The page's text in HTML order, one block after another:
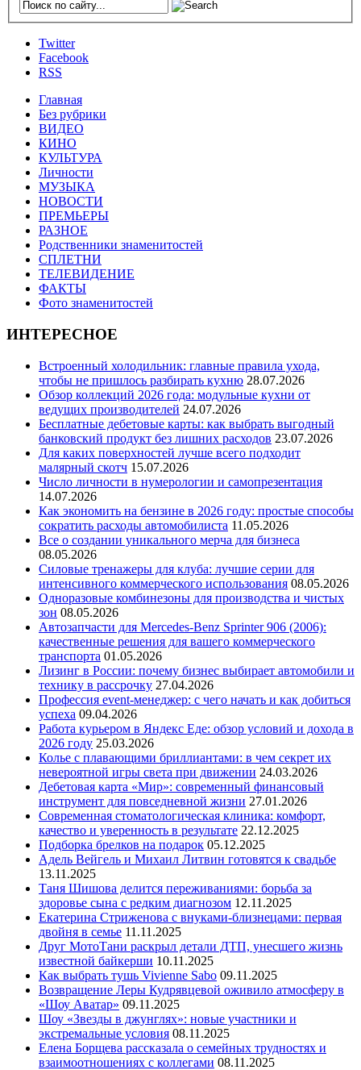
Twitter
Facebook
RSS
Главная
Без рубрики
ВИДЕО
КИНО
КУЛЬТУРА
Личности
МУЗЫКА
НОВОСТИ
ПРЕМЬЕРЫ
РАЗНОЕ
Родственники знаменитостей
СПЛЕТНИ
ТЕЛЕВИДЕНИЕ
ФАКТЫ
Фото знаменитостей
ИНТЕРЕСНОЕ
Встроенный холодильник: главные правила ухода,
чтобы не пришлось разбирать кухню 28.07.2026
Обзор коллекций 2026 года: модульные кухни от
ведущих производителей 24.07.2026
Бесплатные дебетовые карты: как выбрать выгодный
банковский продукт без лишних расходов 23.07.2026
Для каких поверхностей лучше всего подходит
малярный скотч 15.07.2026
Число личности в нумерологии и самопрезентация
14.07.2026
Как экономить на бензине в 2026 году: простые способы
сократить расходы автомобилиста 11.05.2026
Все о создании уникального мерча для бизнеса
08.05.2026
Силовые тренажеры для клуба: лучшие серии для
интенсивного коммерческого использования 08.05.2026
Одноразовые комбинезоны для производства и чистых
зон 08.05.2026
Автозапчасти для Mercedes-Benz Sprinter 906 (2006):
качественные решения для вашего коммерческого
транспорта 01.05.2026
Лизинг в России: почему бизнес выбирает автомобили и
технику в рассрочку 27.04.2026
Профессия event-менеджер: с чего начать и как добиться
успеха 09.04.2026
Работа курьером в Яндекс Еде: обзор условий и дохода в
2026 году 25.03.2026
Колье с плавающими бриллиантами: в чем секрет их
невероятной игры света при движении 24.03.2026
Дебетовая карта «Мир»: современный финансовый
инструмент для повседневной жизни 27.01.2026
Современная стоматологическая клиника: комфорт,
качество и уверенность в результате 22.12.2025
Подборка брелков на подарок 05.12.2025
Адель Вейгель и Михаил Литвин готовятся к свадьбе
13.11.2025
Таня Шишова делится переживаниями: борьба за
здоровье сына с редким диагнозом 12.11.2025
Екатерина Стриженова с внуками-близнецами: первая
двойня в семье 11.11.2025
Друг МотоТани раскрыл детали ДТП, унесшего жизнь
известной байкерши 10.11.2025
Как выбрать тушь Vivienne Sabo 09.11.2025
Возвращение Леры Кудрявцевой оживило атмосферу в
«Шоу Аватар» 09.11.2025
Шоу «Звезды в джунглях»: новые участники и
экстремальные условия 08.11.2025
Елена Борщева рассказала о семейных трудностях и
взаимоотношениях с коллегами 08.11.2025